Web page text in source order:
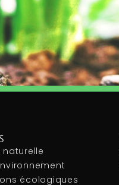
écologiques